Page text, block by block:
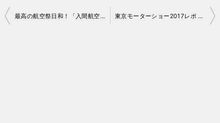
投
最高の航空祭日和！「入間航空祭2017」参戦記 東京モーターショー2017レポ Part.4（LOVECARS!TV!ブース）